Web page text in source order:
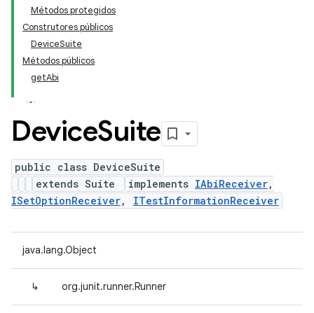
Métodos protegidos
Construtores públicos
DeviceSuite
Métodos públicos
getAbi
DeviceSuite
public class DeviceSuite
extends Suite
implements IAbiReceiver,
ISetOptionReceiver, ITestInformationReceiver
java.lang.Object
↳ org.junit.runner.Runner